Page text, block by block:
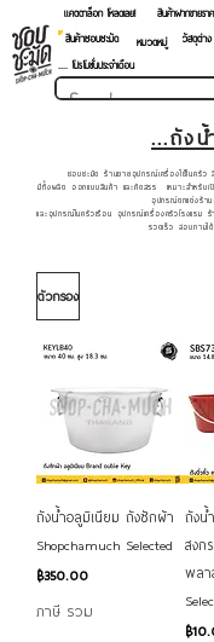
แคตตาล็อก โหลดเลย!
สินค้าฝากขายรา
สินค้าชอบชะมัด
หมวดหมู่
วัสดุต่า
.... โปรโมชั่นประจำเดือน
...ถังน้
ชอบชะมัด ร้านขายอุปกรณ์เครื่องใช้ในครั
มีทั้งผลิต ออกแบบสินค้า และคัดสรร เหมาะสำหรับ
อุปกรณ์ตกแต่งร้าน
และอุปกรณ์ในครัวเรือน อุปกรณ์เครื่องครัวโรงแร
รวดเร็ว สอบถามได้
ตัวกรอง
ถังน้ำอลูมิเนียม ถังซักผ้า
Shopchamuch Selected
ราคา
฿350.00
ภาษี รวม
ถังน้
สงก
พลา
ราคา
฿